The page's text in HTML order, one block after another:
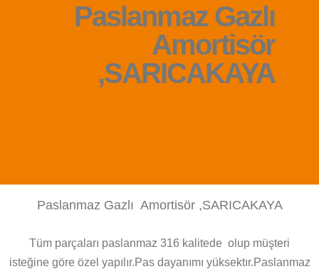
Paslanmaz Gazlı
Amortisör
,SARICAKAYA
Paslanmaz Gazlı Amortisör ,SARICAKAYA
Tüm parçaları paslanmaz 316 kalitede olup müşteri
isteğine göre özel yapılır.Pas dayanımı yüksektır.Paslanmaz